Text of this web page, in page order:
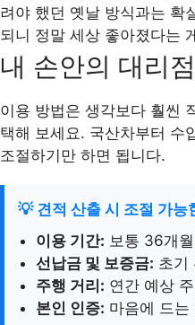
려야 했던 옛날 방식과는 확
되니 정말 세상 좋아졌다는
내 손안의 대리
이용 방법은 생각보다 훨씬
택해 보세요. 국산차부터 수
조절하기만 하면 됩니다.
💡 견적 산출 시 조절 가능
이용 기간: 보통 36개
선납금 및 보증금: 초기
주행 거리: 연간 예상
본인 인증: 마음에 드